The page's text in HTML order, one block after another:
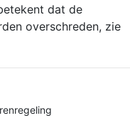
dat de
overschreden, zie